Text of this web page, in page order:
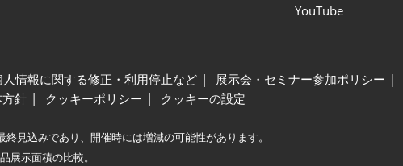
YouTube
人情報に関する修正・利用停止など 展示会・セミナー参加ポリシー
針
クッキーポリシー クッキーの設定
見込みであり、開催時には増減の可能性があります。
展示面積の比較。